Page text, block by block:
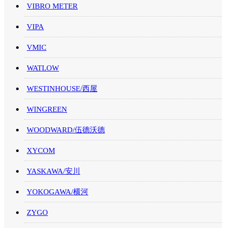
VIBRO METER
VIPA
VMIC
WATLOW
WESTINHOUSE/西屋
WINGREEN
WOODWARD/伍德沃德
XYCOM
YASKAWA/安川
YOKOGAWA/横河
ZYGO